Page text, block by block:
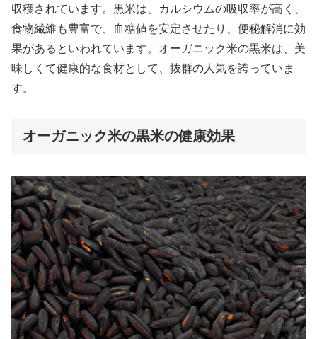
収穫されています。黒米は、カルシウムの吸収率が高く、
食物繊維も豊富で、血糖値を安定させたり、便秘解消に効
果があるといわれています。オーガニック米の黒米は、美
味しくて健康的な食材として、抜群の人気を誇っていま
す。
オーガニック米の黒米の健康効果